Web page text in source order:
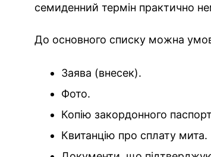
семиденний термін практично
До основного списку можна
Заява (внесек).
Фото.
Копію закордонного
Квитанцію про сплату мита.